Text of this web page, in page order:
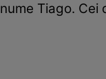
nume Tiago. Cei